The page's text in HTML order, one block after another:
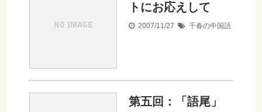
トにお応えして
2007/11/27 千春の中国語
第五回：「語尾」